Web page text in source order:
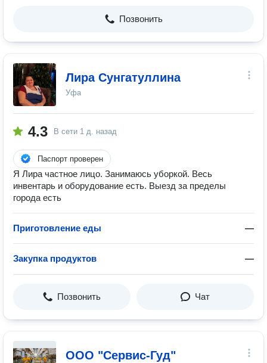
Позвонить
Лира Сунгатуллина
Уфа
4.3 В сети 1 д. назад
Паспорт проверен
Я Лира частное лицо. Занимаюсь уборкой. Весь
инвентарь и оборудование есть. Выезд за пределы
города есть
Приготовление еды —
Закупка продуктов —
Позвонить Чат
ООО "Сервис-Гуд"